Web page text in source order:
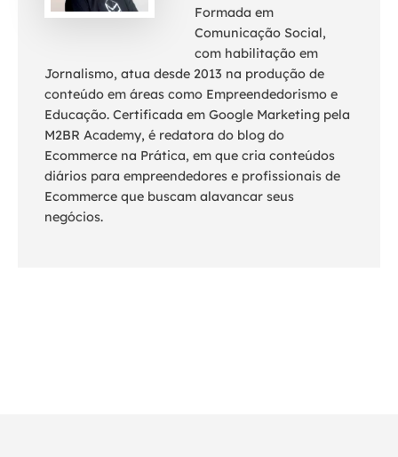
Formada em
Comunicação Social,
com habilitação em
Jornalismo, atua desde 2013 na produção de
conteúdo em áreas como Empreendedorismo e
Educação. Certificada em Google Marketing pela
M2BR Academy, é redatora do blog do
Ecommerce na Prática, em que cria conteúdos
diários para empreendedores e profissionais de
Ecommerce que buscam alavancar seus
negócios.